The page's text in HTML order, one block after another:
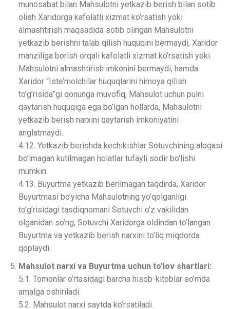
munosabat bilan Mahsulotni yetkazib berish bilan sotib
olish Xaridorga kafolatli xizmat ko’rsatish yoki
almashtirish maqsadida sotib olingan Mahsulotni
yetkazib berishni talab qilish huquqini bermaydi, Xaridor
manziliga borish orqali kafolatli xizmat ko’rsatish yoki
Mahsulotni almashtirish imkonini bermaydi, hamda
Xaridor “Iste’molchilar huquqlarini himoya qilish
to’g’risida”gi qonunga muvofiq, Mahsulot uchun pulni
qaytarish huquqiga ega bo’lgan hollarda, Mahsulotni
yetkazib berish narxini qaytarish imkoniyatini
anglatmaydi.
4.12. Yetkazib berishda kechikishlar Sotuvchining aloqasi
bo’lmagan kutilmagan holatlar tufayli sodir bo’lishi
mumkin.
4.13. Buyurtma yetkazib berilmagan taqdirda, Xaridor
Buyurtmasi bo’yicha Mahsulotning yo’qolganligi
to’g’risidagi tasdiqnomani Sotuvchi o’z vakilidan
olganidan so’ng, Sotuvchi Xaridorga oldindan to’langan
Buyurtma va yetkazib berish narxini to’liq miqdorda
qoplaydi.
Mahsulot narxi va Buyurtma uchun to’lov shartlari:
5.1. Tomonlar o’rtasidagi barcha hisob-kitoblar so’mda
amalga oshiriladi.
5.2. Mahsulot narxi saytda ko’rsatiladi.